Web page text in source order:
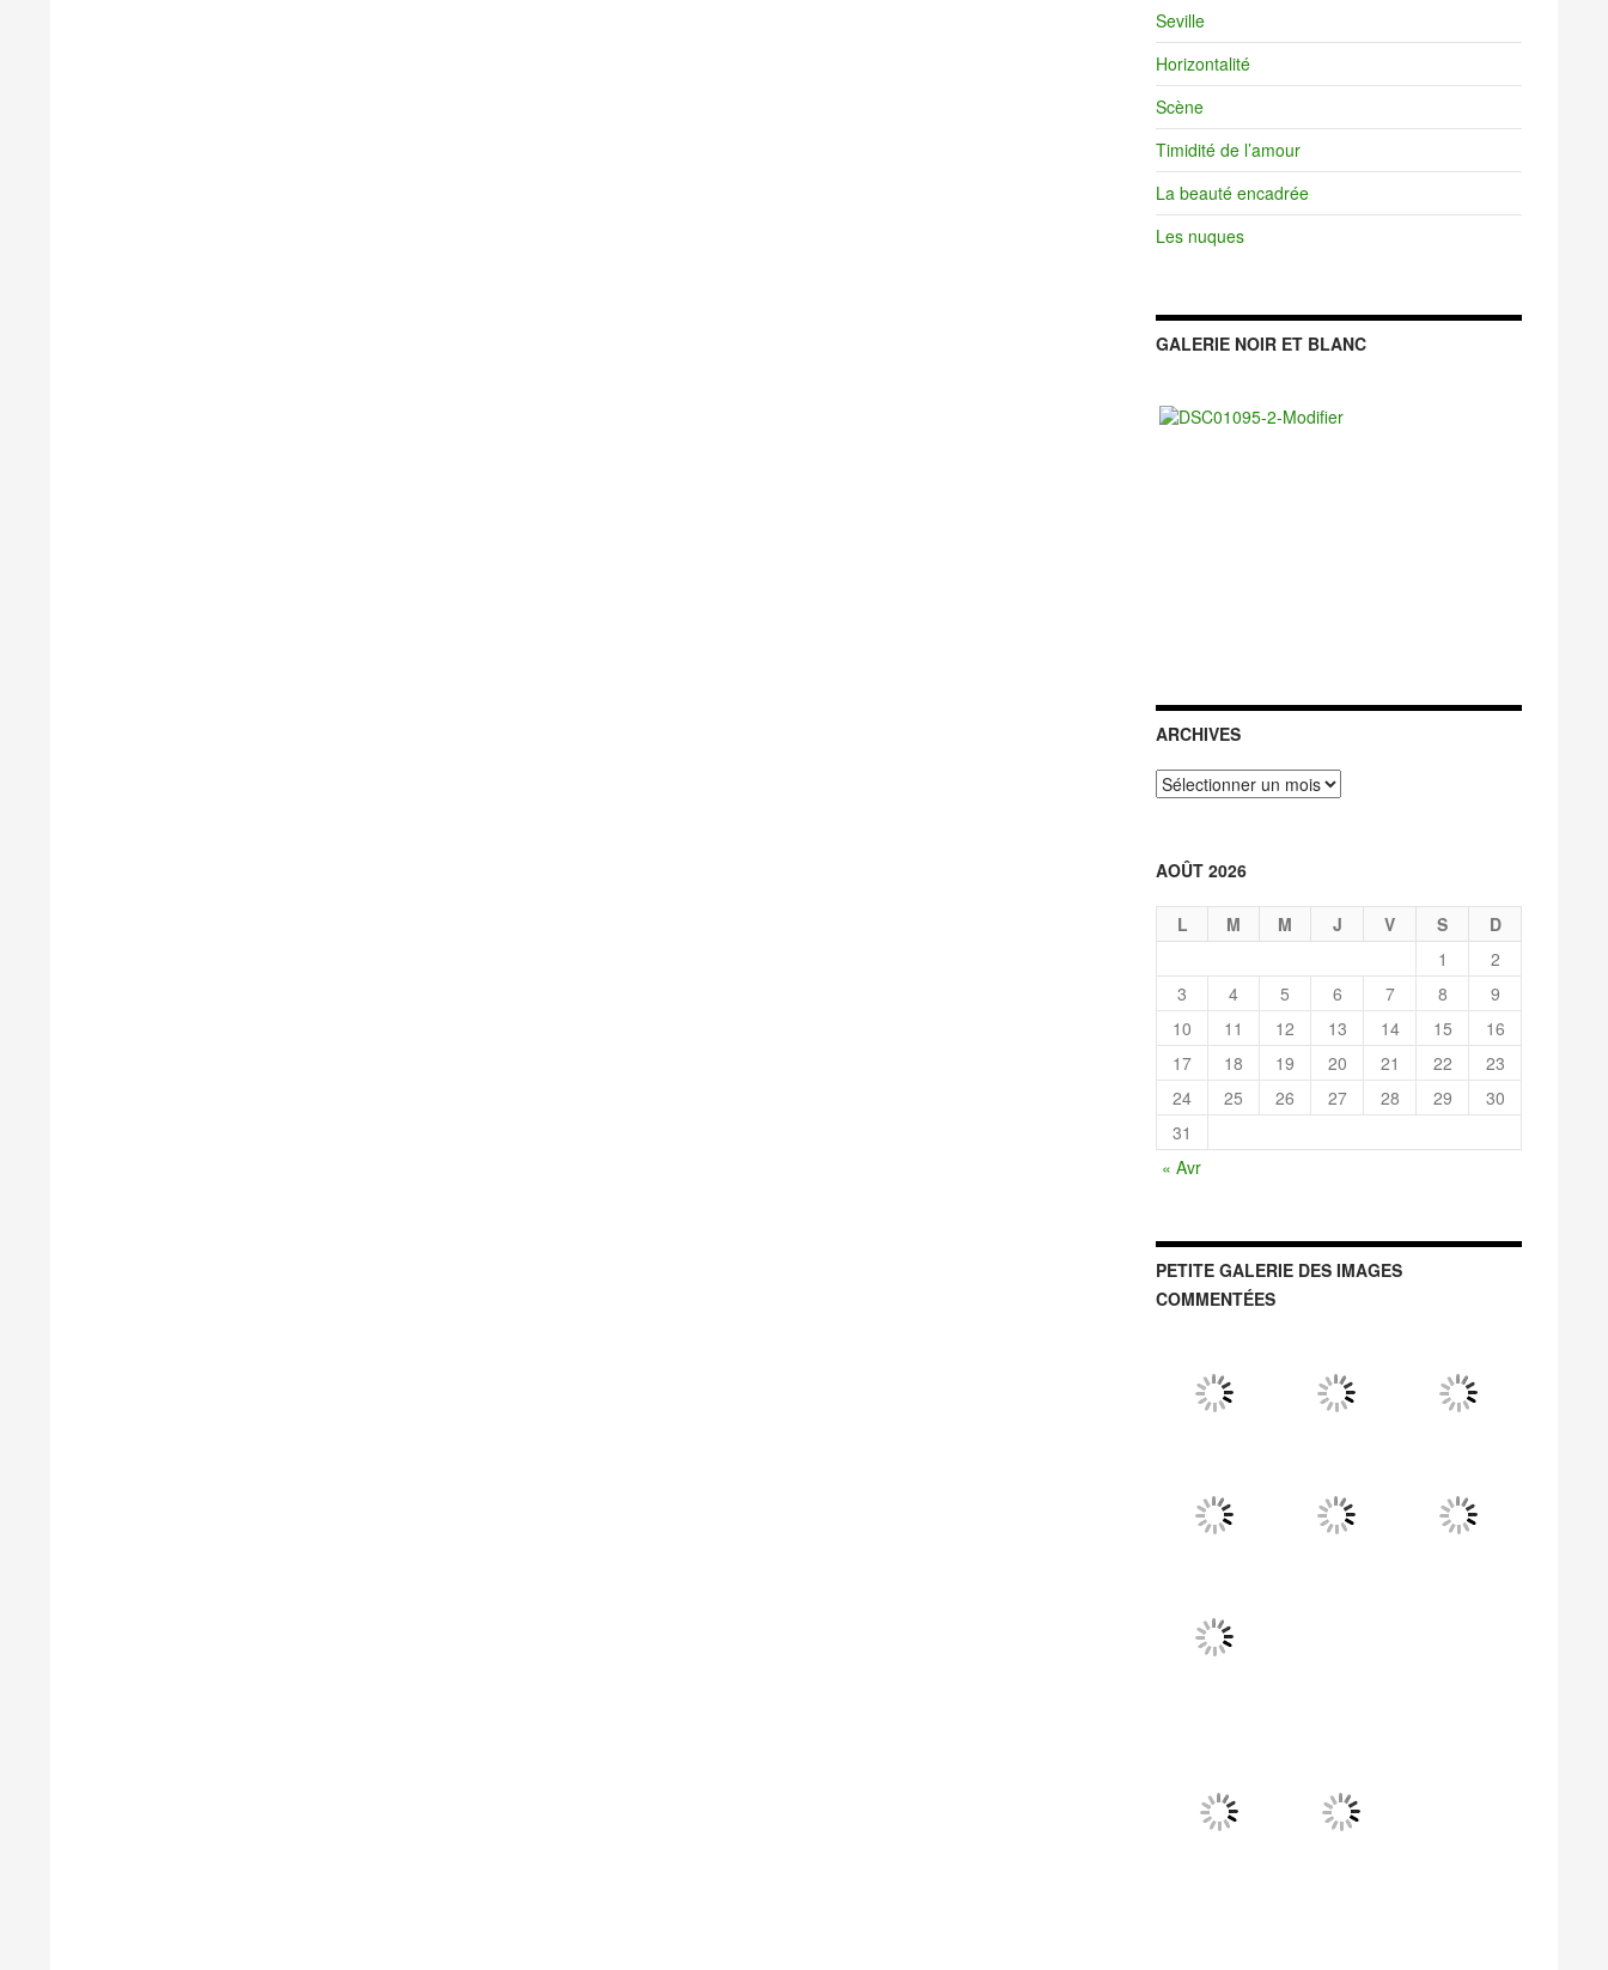
Seville
Horizontalité
Scène
Timidité de l’amour
La beauté encadrée
Les nuques
GALERIE NOIR ET BLANC
ARCHIVES
Archives
AOÛT 2026
L M M J V S
D
1
2
3
4 5 6 7 8
9
10
11 12 13 14 15
16
17
18 19 20 21 22
23
24
25 26 27 28 29
30
31
« Avr
PETITE GALERIE DES IMAGES
COMMENTÉES